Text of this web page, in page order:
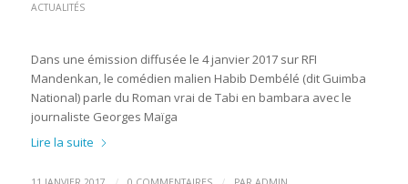
ACTUALITÉS
Dans une émission diffusée le 4 janvier 2017 sur RFI
Mandenkan, le comédien malien Habib Dembélé (dit Guimba
National) parle du Roman vrai de Tabi en bambara avec le
journaliste Georges Maïga
Lire la suite